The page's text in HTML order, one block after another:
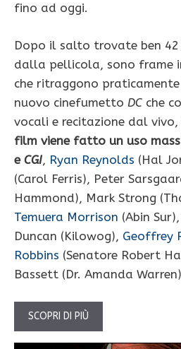
fino ad oggi.
Dopo il salto trovate ben
dalla pellicola, sono frame
che ritraggono
nuovo cinefumetto DC che
vocali e recitazione dal vivo,
film viene fatto un uso
e CGI, Ryan Reynolds (Hal
(Carol Ferris), Peter
Hammond), Mark Strong
Temuera Morrison (Abin
Duncan (Kilowog), Geoffrey
Robbins (Senatore Robert
Bassett (Dr. Amanda
SCOPRI DI PIÙ